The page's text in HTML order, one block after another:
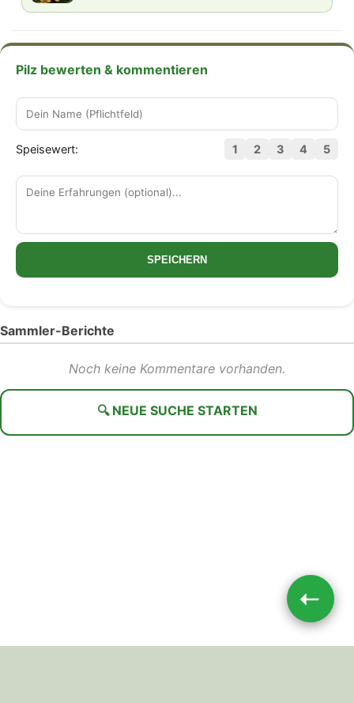
Pilz bewerten & kommentieren
Speisewert: 1 2 3 4 5
SPEICHERN
Sammler-Berichte
Noch keine Kommentare vorhanden.
🔍 NEUE SUCHE STARTEN
➝